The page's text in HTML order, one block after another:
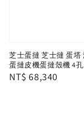
芝士蛋撻 芝士撻 蛋塔
蛋撻皮機蛋撻殼機 4
Regular
NT$ 68,340